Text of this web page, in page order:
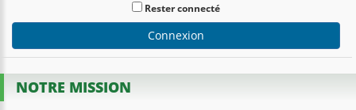
Rester connecté
Connexion
NOTRE MISSION